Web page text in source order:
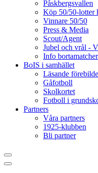
Påskbergsvallen
Köp 50/50-lotter
Vinnare 50/50
Press & Media
Scout/Agent
Jubel och vrål -
Info bortamatcher
BoIS i samhället
Läsande
Gåfotboll
Skolkortet
Fotboll i
Partners
Våra partners
1925-klubben
Bli partner